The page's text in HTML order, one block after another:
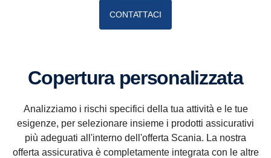
CONTATTACI
Copertura personalizzata
Analizziamo i rischi specifici della tua attività e le tue
esigenze, per selezionare insieme i prodotti assicurativi
più adeguati all'interno dell'offerta Scania. La nostra
offerta assicurativa è completamente integrata con le altre